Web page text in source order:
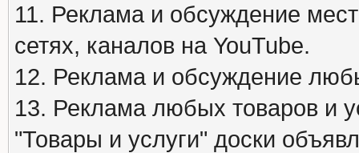
11. Реклама и обсуждение
сетях, каналов на YouTube.
12. Реклама и обсуждение
13. Реклама любых товаров и
"Товары и услуги" доски